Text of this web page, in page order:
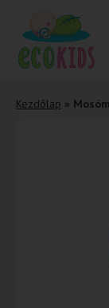
Kezdőlap »